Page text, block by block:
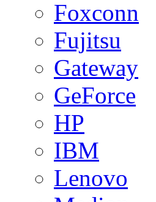
Foxconn
Fujitsu
Gateway
GeForce
HP
IBM
Lenovo